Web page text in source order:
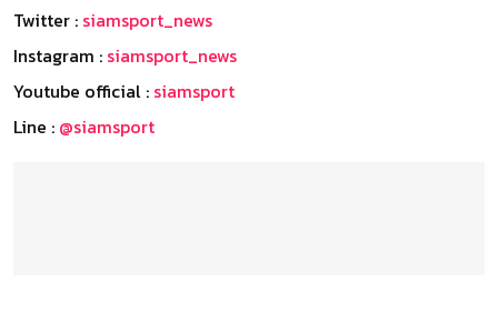
Twitter : siamsport_news
Instagram : siamsport_news
Youtube official : siamsport
Line : @siamsport